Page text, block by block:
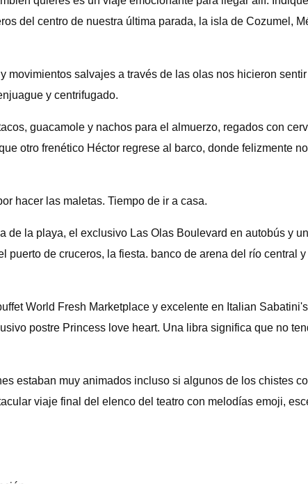
del centro de nuestra última parada, la isla de Cozumel,
salvajes a través de las olas nos hicieron
y centrifugado.
guacamole y nachos para el almuerzo, regados con
otro frenético Héctor regrese al barco, donde felizmente
hacer las maletas. Tiempo de ir a casa.
la playa, el exclusivo Las Olas Boulevard en autobús y
de cruceros, la fiesta. banco de arena del río central
World Fresh Marketplace y excelente en Italian
postre Princess love heart. Una libra significa que no
estaban muy animados incluso si algunos de los chistes
viaje final del elenco del teatro con melodías emoji,